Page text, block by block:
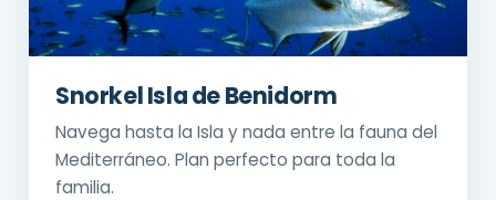
Snorkel Isla de Benidorm
Navega hasta la Isla y nada entre la fauna del
Mediterráneo. Plan perfecto para toda la
familia.